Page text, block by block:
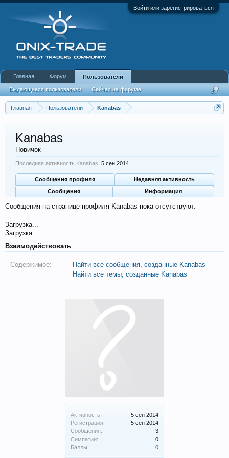
Войти или зарегистрироваться
Главная Пользователи Kanabas
Активность:
5 сен 2014
Регистрация:
5 сен 2014
Сообщения:
3
Симпатии:
0
Баллы:
0
Kanabas
Новичок
Последняя активность Kanabas: 5 сен 2014
Сообщения профиля
Недавняя активность
Сообщения
Информация
Сообщения на странице профиля Kanabas пока отсутствуют.
Загрузка...
Загрузка...
Взаимодействовать
Содержимое:
Найти все сообщения, созданные Kanabas
Найти все темы, созданные Kanabas
Главная Форум Пользователи
Выдающиеся пользователи Сейчас на форуме
Недавняя активность Новые сообщения профиля